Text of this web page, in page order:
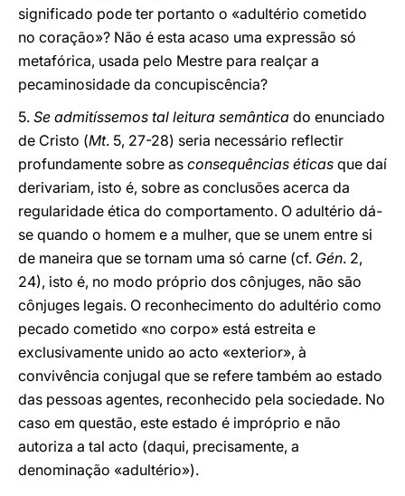
significado pode ter portanto o «adultério cometido
no coração»? Não é esta acaso uma expressão só
metafórica, usada pelo Mestre para realçar a
pecaminosidade da concupiscência?
5. Se admitíssemos tal leitura semântica do enunciado
de Cristo (Mt. 5, 27-28) seria necessário reflectir
profundamente sobre as consequências éticas que daí
derivariam, isto é, sobre as conclusões acerca da
regularidade ética do comportamento. O adultério dá-
se quando o homem e a mulher, que se unem entre si
de maneira que se tornam uma só carne (cf. Gén. 2,
24), isto é, no modo próprio dos cônjuges, não são
cônjuges legais. O reconhecimento do adultério como
pecado cometido «no corpo» está estreita e
exclusivamente unido ao acto «exterior», à
convivência conjugal que se refere também ao estado
das pessoas agentes, reconhecido pela sociedade. No
caso em questão, este estado é impróprio e não
autoriza a tal acto (daqui, precisamente, a
denominação «adultério»).